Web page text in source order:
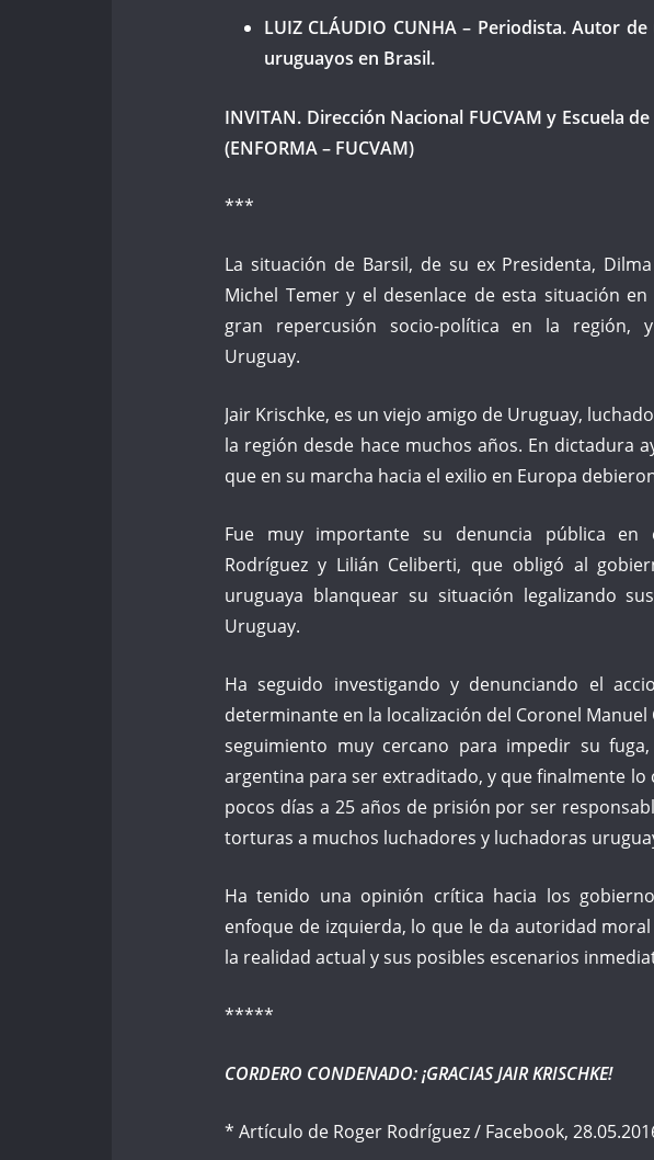
LUIZ CLÁUDIO CUNHA – Periodista. Autor
uruguayos en Brasil.
INVITAN. Dirección Nacional FUCVAM y Escuela
(ENFORMA – FUCVAM)
***
La situación de Barsil, de su ex Presidenta,
Michel Temer y el desenlace de esta situación
gran repercusión socio-política en la región,
Uruguay.
Jair Krischke, es un viejo amigo de Uruguay,
la región desde hace muchos años. En dictadura
que en su marcha hacia el exilio en Europa
Fue muy importante su denuncia pública en
Rodríguez y Lilián Celiberti, que obligó al
uruguaya blanquear su situación legalizando
Uruguay.
Ha seguido investigando y denunciando el
determinante en la localización del Coronel
seguimiento muy cercano para impedir su
argentina para ser extraditado, y que finalmente lo
pocos días a 25 años de prisión por ser
torturas a muchos luchadores y luchadoras
Ha tenido una opinión crítica hacia los
enfoque de izquierda, lo que le da autoridad
la realidad actual y sus posibles escenarios
*****
CORDERO CONDENADO: ¡GRACIAS JAIR KRISCHKE!
* Artículo de Roger Rodríguez / Facebook,